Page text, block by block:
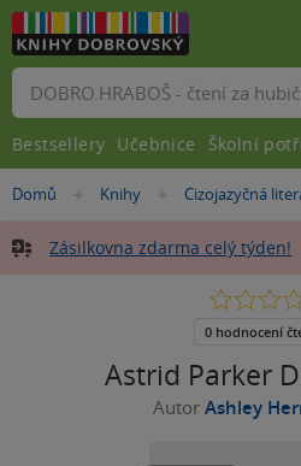
Nacházíte
zde:
Domů »
Knihy »
Cizojazyčná
Zásilkovna zdarma celý týden!
Astrid Parker
Autor Ashley
0.0
5
0 hodnocení
Vyhledávání
Bestsellery Učebnice Školní